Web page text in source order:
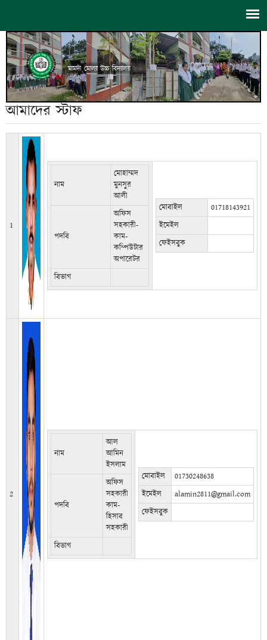
মামদী মোল্যা উচ্চ বিদ্যালয়
আমাদের স্টাফ
1
নাম
মোহাম্মদ
মুনসুর
আলী
পদবি
অফিস
সহকারী-
কাম-
কম্পিউটার
অপারেটর
বিভাগ
মোবাইল
01718143921
ইমেইল
ফেইসবুক
2
নাম
আল
আমিন
ইসলাম
পদবি
অফিস
সহকারী
কাম-
হিসাব
সহকারী
বিভাগ
মোবাইল
01730248638
ইমেইল
alamin2811@gmail.com
ফেইসবুক